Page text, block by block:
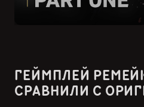
ГЕЙМПЛЕЙ
СРАВНИЛИ С